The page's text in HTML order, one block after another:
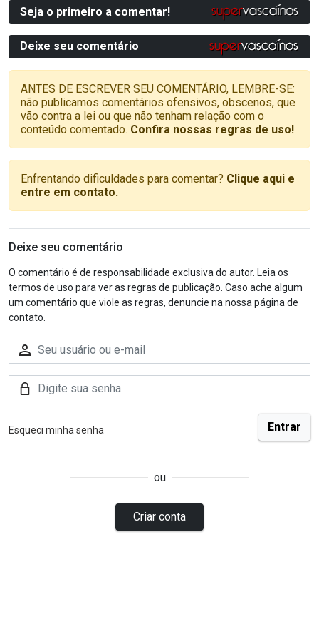
Seja o primeiro a comentar!
Deixe seu comentário
ANTES DE ESCREVER SEU COMENTÁRIO, LEMBRE-SE:
não publicamos comentários ofensivos, obscenos, que
vão contra a lei ou que não tenham relação com o
conteúdo comentado. Confira nossas regras de uso!
Enfrentando dificuldades para comentar? Clique aqui e
entre em contato.
Deixe seu comentário
O comentário é de responsabilidade exclusiva do autor. Leia os
termos de uso para ver as regras de publicação. Caso ache algum
um comentário que viole as regras, denuncie na nossa página de
contato.
Esqueci minha senha
ou
Criar conta